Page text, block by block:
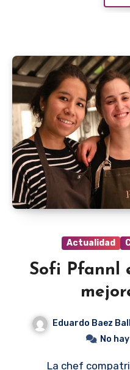
Actualidad
Sofi Pfannl
Eduardo Baez
No
La chef compatriota Sofía Pfannl del